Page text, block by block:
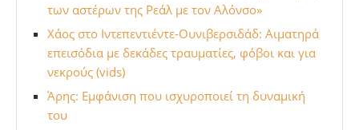
των αστέρων της Ρεάλ με τον Αλόνσο»
Χάος στο Ιντεπεντιέντε-Ουνιβερσιδάδ: Aιματηρά
επεισόδια με δεκάδες τραυματίες, φόβοι και για
νεκρούς (vids)
Άρης: Εμφάνιση που ισχυροποιεί τη δυναμική
του